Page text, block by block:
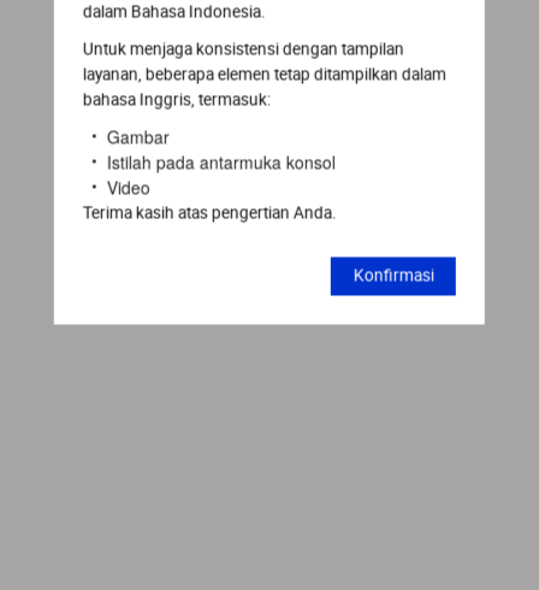
dalam Bahasa Indonesia.
Untuk menjaga konsistensi dengan tampilan
layanan, beberapa elemen tetap ditampilkan dalam
bahasa Inggris, termasuk:
Gambar
Istilah pada antarmuka konsol
Video
Terima kasih atas pengertian Anda.
Konfirmasi